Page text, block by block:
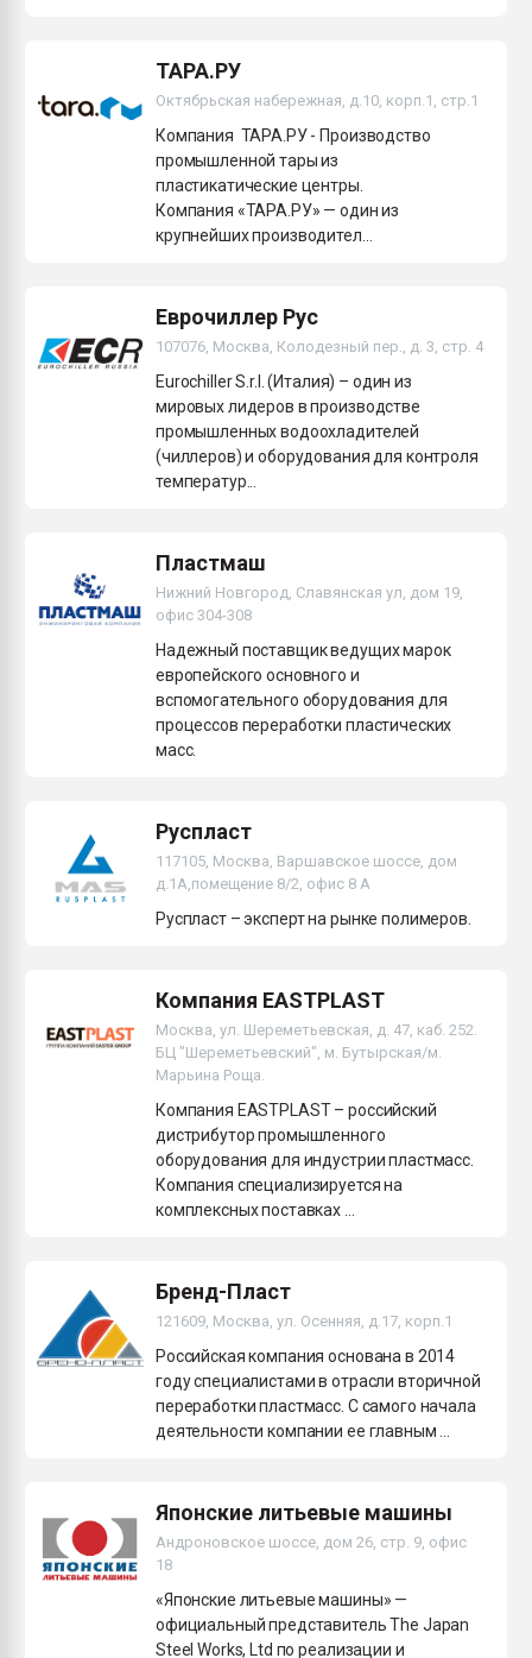
ТАРА.РУ
Октябрьская набережная, д.10, корп.1, стр.1
Компания ТАРА.РУ - Производство
промышленной тары из
пластикатические центры.
Компания «ТАРА.РУ» — один из
крупнейших производител...
Еврочиллер Рус
107076, Москва, Колодезный пер., д. 3, стр. 4
Eurochiller S.r.l. (Италия) – один из
мировых лидеров в производстве
промышленных водоохладителей
(чиллеров) и оборудования для контроля
температур...
Пластмаш
Нижний Новгород, Славянская ул, дом 19,
офис 304-308
Надежный поставщик ведущих марок
европейского основного и
вспомогательного оборудования для
процессов переработки пластических
масс.
Руспласт
117105, Москва, Варшавское шоссе, дом
д.1А,помещение 8/2, офис 8 А
Руспласт – эксперт на рынке полимеров.
Компания EASTPLAST
Москва, ул. Шереметьевская, д. 47, каб. 252.
БЦ "Шереметьевский", м. Бутырская/м.
Марьина Роща.
Компания EASTPLAST – российский
дистрибутор промышленного
оборудования для индустрии пластмасс.
Компания специализируется на
комплексных поставках ...
Бренд-Пласт
121609, Москва, ул. Осенняя, д.17, корп.1
Российская компания основана в 2014
году специалистами в отрасли вторичной
переработки пластмасс. С самого начала
деятельности компании ее главным ...
Японские литьевые машины
Андроновское шоссе, дом 26, стр. 9, офис
18
«Японские литьевые машины» —
официальный представитель The Japan
Steel Works, Ltd по реализации и